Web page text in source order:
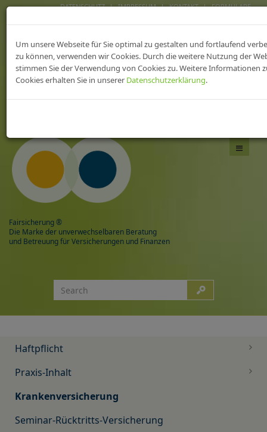
DATENSCHUTZ IMPRESSUM KONTAKT FORMULARE
FAIRsicherungen fürs
heilWESEN
Das Beste aus zwei Welten,
Fairsicherung ®
Die Marke der unverwechselbaren Beratung
und Betreuung für Versicherungen und Finanzen
Haftpflicht
Praxis-Inhalt
Krankenversicherung
Seminar-Rücktritts-Versicherung
Um unsere Webseite für Sie optimal zu gestalten und fortlaufend
zu können, verwenden wir Cookies. Durch die weitere Nutzung der
stimmen Sie der Verwendung von Cookies zu. Weitere Informationen
Cookies erhalten Sie in unserer Datenschutzerklärung.